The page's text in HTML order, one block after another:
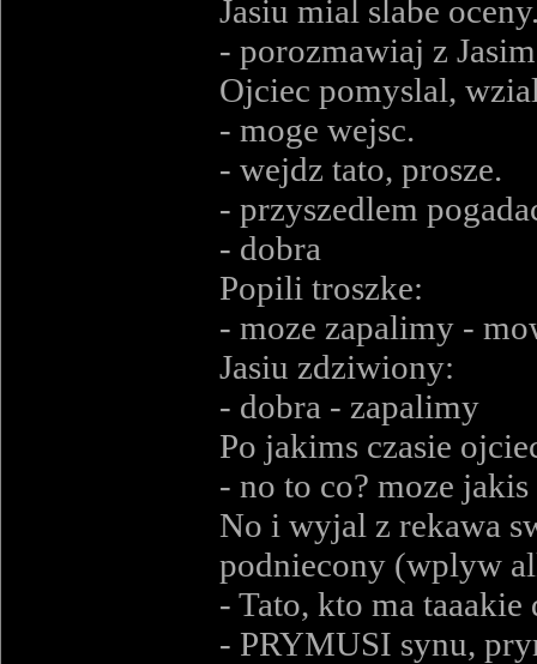
Jasiu mial slabe
- porozmawiaj z
Ojciec pomyslal,
- moge wejsc.
- wejdz tato, prosze.
- przyszedlem
- dobra
Popili troszke:
- moze zapalimy -
Jasiu zdziwiony:
- dobra - zapalimy
Po jakims czasie
- no to co? moze
No i wyjal z rekawa
podniecony (wplyw
- Tato, kto ma
- PRYMUSI synu,